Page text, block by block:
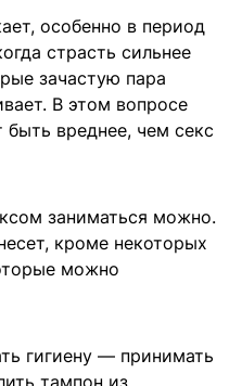
особенно в период
страсть сильнее
зачастую пара
В этом вопросе
вреднее, чем секс
заниматься можно.
кроме некоторых
можно
гигиену — принимать
тампон из